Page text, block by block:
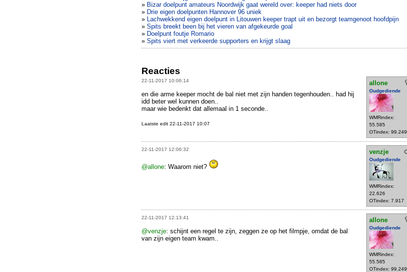
» Bizar doelpunt amateurs Noordwijk gaat wereld over: keeper had niets door
» Drie eigen doelpunten Hannover 96 uniek
» Lachwekkend eigen doelpunt in Litouwen keeper trapt uit en bezorgt teamgenoot hoofdpijn
» Spits breekt been bij het vieren van afgekeurde goal
» Doelpunt foutje Romario
» Spits viert met verkeerde supporters en krijgt slaag
Reacties
22-11-2017 10:06:14 allone
Oudgediende
WMRindex:
55.585
OTindex: 99.249
en die arme keeper mocht de bal niet met zijn handen tegenhouden.. had hij
idd beter wel kunnen doen..
maar wie bedenkt dat allemaal in 1 seconde..
Laatste edit 22-11-2017 10:07
22-11-2017 12:06:32 venzje
Oudgediende
WMRindex:
22.626
OTindex: 7.917
@allone: Waarom niet?
22-11-2017 12:13:41 allone
Oudgediende
WMRindex:
55.585
OTindex: 99.249
@venzje: schijnt een regel te zijn, zeggen ze op het filmpje, omdat de bal
van zijn eigen team kwam..